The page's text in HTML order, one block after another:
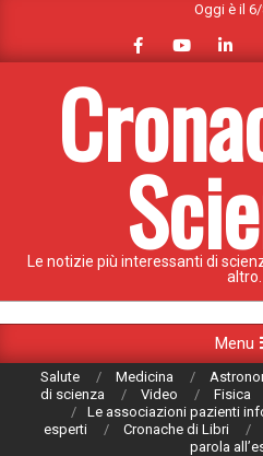
content
Oggi è il
Le notizie più interessanti di
altro.
Navigation
Menu
Salute Medicina
di scienza
Video Fisica
Le associazioni pazienti
esperti
Cronache di Libri
parola